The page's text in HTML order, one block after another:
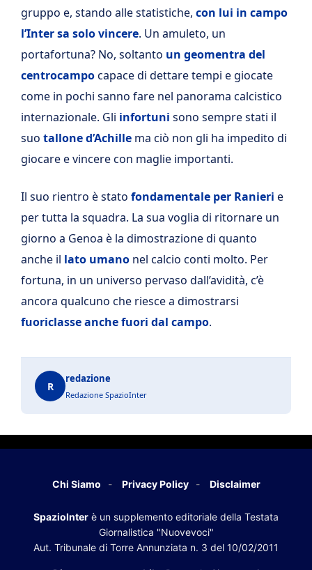
gruppo e, stando alle statistiche, con lui in campo
l’Inter sa solo vincere. Un amuleto, un
portafortuna? No, soltanto un geomentra del
centrocampocapace di dettare tempi e giocate
come in pochi sanno fare nel panorama calcistico
internazionale. Gli infortuni sono sempre stati il
suo tallone d’Achille ma ciò non gli ha impedito di
giocare e vincere con maglie importanti.
Il suo rientro è stato fondamentale per Ranieri e
per tutta la squadra. La sua voglia di ritornare un
giorno a Genoa è la dimostrazione di quanto
anche il lato umano nel calcio conti molto. Per
fortuna, in un universo pervaso dall’avidità, c’è
ancora qualcuno che riesce a dimostrarsi
fuoriclasse anche fuori dal campo.
R
redazione
Redazione SpazioInter
Chi Siamo Privacy Policy Disclaimer
SpazioInter è un supplemento editoriale della Testata
Giornalistica "Nuovevoci"
Aut. Tribunale di Torre Annunziata n. 3 del 10/02/2011